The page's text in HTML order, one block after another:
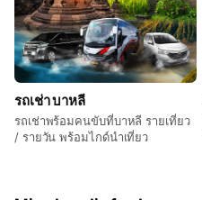
รถเช่า บาหลี
รถเช่าพร้อมคนขับที่บาหลี รายเที่ยว
/ รายวัน พร้อมไกด์นำเที่ยว